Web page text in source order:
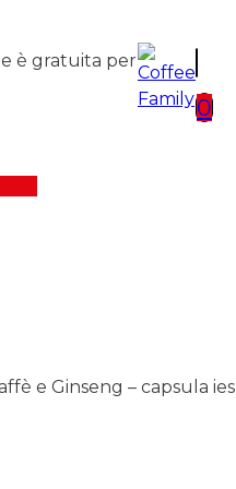
è gratuita per
0
e Ginseng – capsula ies